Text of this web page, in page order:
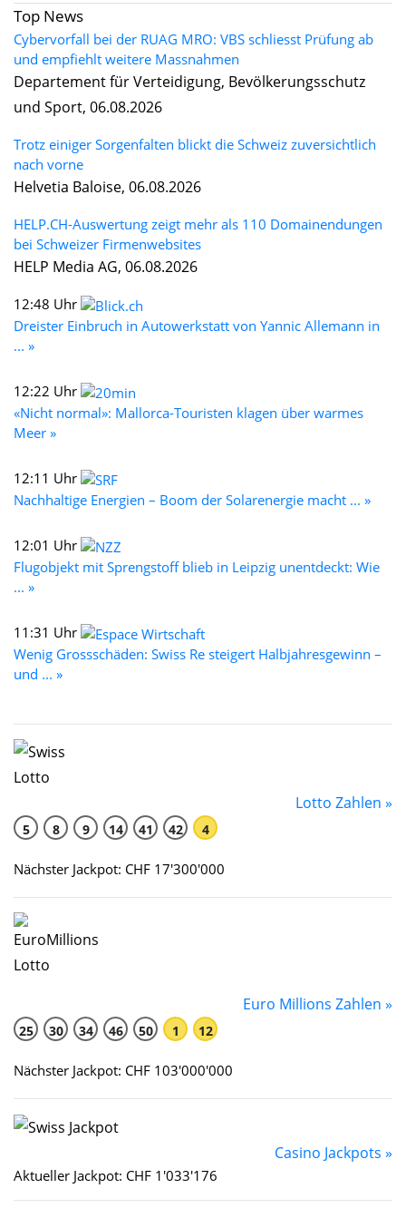
Top News
Cybervorfall bei der RUAG MRO: VBS schliesst Prüfung ab
und empfiehlt weitere Massnahmen
Departement für Verteidigung, Bevölkerungsschutz
und Sport, 06.08.2026
Trotz einiger Sorgenfalten blickt die Schweiz zuversichtlich
nach vorne
Helvetia Baloise, 06.08.2026
HELP.CH-Auswertung zeigt mehr als 110 Domainendungen
bei Schweizer Firmenwebsites
HELP Media AG, 06.08.2026
12:48 Uhr
Dreister Einbruch in Autowerkstatt von Yannic Allemann in
... »
12:22 Uhr
«Nicht normal»: Mallorca-Touristen klagen über warmes
Meer »
12:11 Uhr
Nachhaltige Energien – Boom der Solarenergie macht ... »
12:01 Uhr
Flugobjekt mit Sprengstoff blieb in Leipzig unentdeckt: Wie
... »
11:31 Uhr
Wenig Grossschäden: Swiss Re steigert Halbjahresgewinn –
und ... »
Lotto Zahlen »
5 8 9 14 41 42 4
Nächster Jackpot: CHF 17'300'000
Euro Millions Zahlen »
25 30 34 46 50 1 12
Nächster Jackpot: CHF 103'000'000
Casino Jackpots »
Aktueller Jackpot: CHF 1'033'176